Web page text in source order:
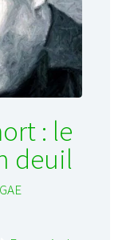
: le
deuil